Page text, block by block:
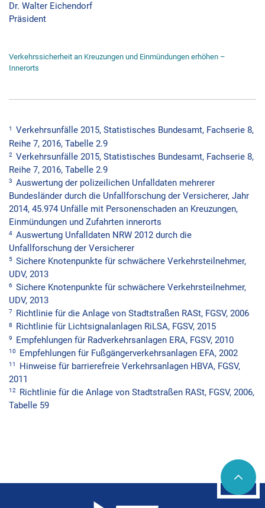
Dr. Walter Eichendorf
Präsident
Verkehrssicherheit an Kreuzungen und Einmündungen erhöhen –
Innerorts
1
Verkehrsunfälle 2015, Statistisches Bundesamt, Fachserie 8,
Reihe 7, 2016, Tabelle 2.9
2 Verkehrsunfälle 2015, Statistisches Bundesamt, Fachserie 8,
Reihe 7, 2016, Tabelle 2.9
3 Auswertung der polizeilichen Unfalldaten mehrerer
Bundesländer durch die Unfallforschung der Versicherer, Jahr
2014, 45.974 Unfälle mit Personenschaden an Kreuzungen,
Einmündungen und Zufahrten innerorts
4 Auswertung Unfalldaten NRW 2012 durch die
Unfallforschung der Versicherer
5 Sichere Knotenpunkte für schwächere Verkehrsteilnehmer,
UDV, 2013
6 Sichere Knotenpunkte für schwächere Verkehrsteilnehmer,
UDV, 2013
7 Richtlinie für die Anlage von Stadtstraßen RASt, FGSV, 2006
8 Richtlinie für Lichtsignalanlagen RiLSA, FGSV, 2015
9 Empfehlungen für Radverkehrsanlagen ERA, FGSV, 2010
10 Empfehlungen für Fußgängerverkehrsanlagen EFA, 2002
11
Hinweise für barrierefreie Verkehrsanlagen HBVA, FGSV,
2011
12 Richtlinie für die Anlage von Stadtstraßen RASt, FGSV, 2006,
Tabelle 59